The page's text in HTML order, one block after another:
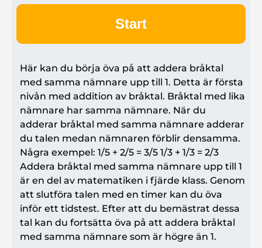
Start
Här kan du börja öva på att addera bråktal
med samma nämnare upp till 1. Detta är första
nivån med addition av bråktal. Bråktal med lika
nämnare har samma nämnare. När du
adderar bråktal med samma nämnare adderar
du talen medan nämnaren förblir densamma.
Några exempel: 1/5 + 2/5 = 3/5 1/3 + 1/3 = 2/3
Addera bråktal med samma nämnare upp till 1
är en del av matematiken i fjärde klass. Genom
att slutföra talen med en timer kan du öva
inför ett tidstest. Efter att du bemästrat dessa
tal kan du fortsätta öva på att addera bråktal
med samma nämnare som är högre än 1.